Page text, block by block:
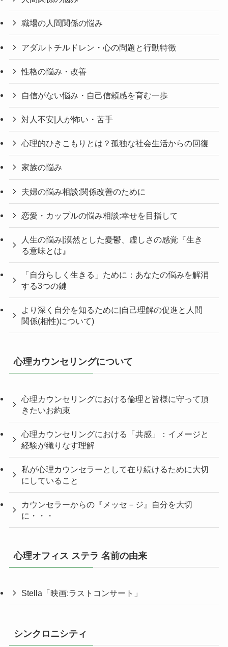
職場の人間関係の悩み
アダルトチルドレン・心の問題と行動特徴
性格の悩み・改善
自信がない悩み・自己信頼感を育む一歩
対人不安|人が怖い・苦手
心理的ひきこもりとは？孤独な社会生活からの回復
家族の悩み
夫婦の悩み相談:関係改善のために
恋愛・カップルの悩み相談:幸せを目指して
人生の悩み|漠然とした憂鬱、虚しさの感覚『生き
る意味とは』
「自分らしく生きる」ために：あなたの悩みを解消
する3つの鍵
より深く自分を知るために|自己理解の促進と人間
関係(相性)について)
心理カウンセリングについて
心理カウンセリングにおける倫理と皆様に守って頂
きたいお約束
心理カウンセリングにおける「共感」：イメージと
経験が織りなす理解
私が心理カウンセラーとして在り続けるために大切
にしていること
カウンセラーからの『メッセ－ジ』自分を大切
に・・・
心理オフィス ステラ 名前の由来
Stella「映画:ラストコンサート」
シンクロニシティ